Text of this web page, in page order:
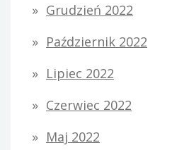
Grudzień 2022
Październik 2022
Lipiec 2022
Czerwiec 2022
Maj 2022